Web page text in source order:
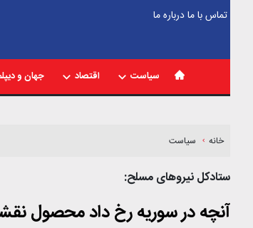
تماس با مادرباره ما
سیاست اقتصاد جهان و
خانه سیاست
ستادکل نیروهای مسلح:
آنچه در سوریه رخ داد محصول